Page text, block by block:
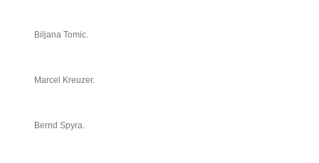
Biljana Tomic.
Marcel Kreuzer.
Bernd Spyra.